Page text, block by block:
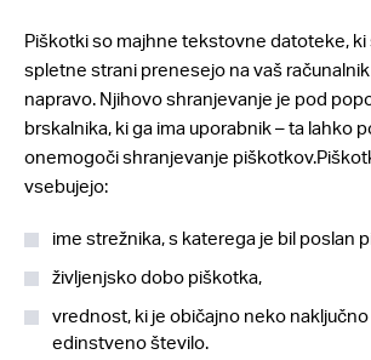
Piškotki so majhne tekstovne datoteke,
spletne strani prenesejo na vaš
napravo. Njihovo shranjevanje je pod
brskalnika, ki ga ima uporabnik – ta lahko
onemogoči shranjevanje
vsebujejo:
ime strežnika, s katerega je bil poslan
življenjsko dobo piškotka,
vrednost, ki je običajno neko
edinstveno število.